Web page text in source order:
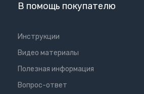
В помощь покупателю
Инструкции
Видео материалы
Полезная информация
Вопрос-ответ